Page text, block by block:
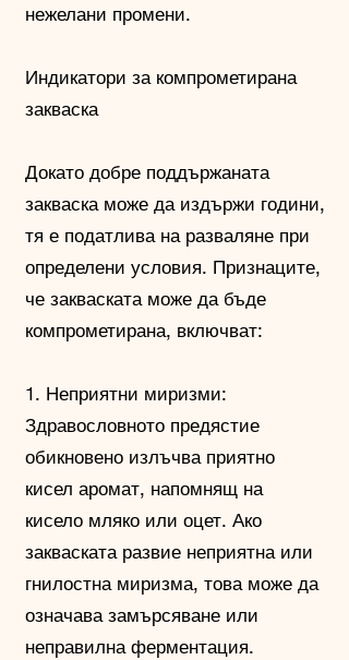
нежелани промени.
Индикатори за компрометирана
закваска
Докато добре поддържаната
закваска може да издържи години,
тя е податлива на разваляне при
определени условия. Признаците,
че закваската може да бъде
компрометирана, включват:
1. Неприятни миризми:
Здравословното предястие
обикновено излъчва приятно
кисел аромат, напомнящ на
кисело мляко или оцет. Ако
закваската развие неприятна или
гнилостна миризма, това може да
означава замърсяване или
неправилна ферментация.